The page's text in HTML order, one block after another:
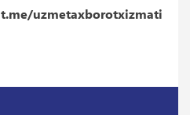
t.me/uzmetaxborotxizmati